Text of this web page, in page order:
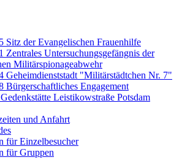
Sitz der Evangelischen Frauenhilfe
Zentrales Untersuchungsgefängnis der
Militärspionageabwehr
Geheimdienststadt "Militärstädtchen Nr. 7"
Bürgerschaftliches Engagement
Leistikowstraße Potsdam
und Anfahrt
für Einzelbesucher
für Gruppen